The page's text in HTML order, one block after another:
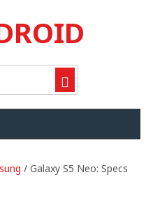
/ Galaxy S5 Neo: Specs